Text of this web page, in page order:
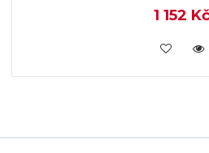
1 152
KOUPIT